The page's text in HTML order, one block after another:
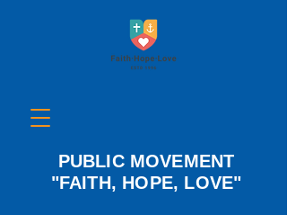
PUBLIC MOVEMENT
"FAITH, HOPE, LOVE"